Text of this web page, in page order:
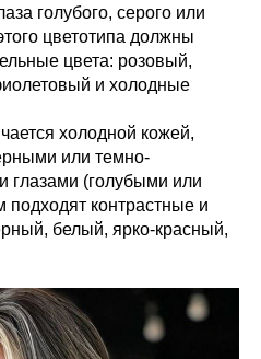
голубого, серого или
цветотипа должны
цвета: розовый,
и холодные
холодной кожей,
или темно-
глазами (голубыми или
контрастные и
белый, ярко-красный,